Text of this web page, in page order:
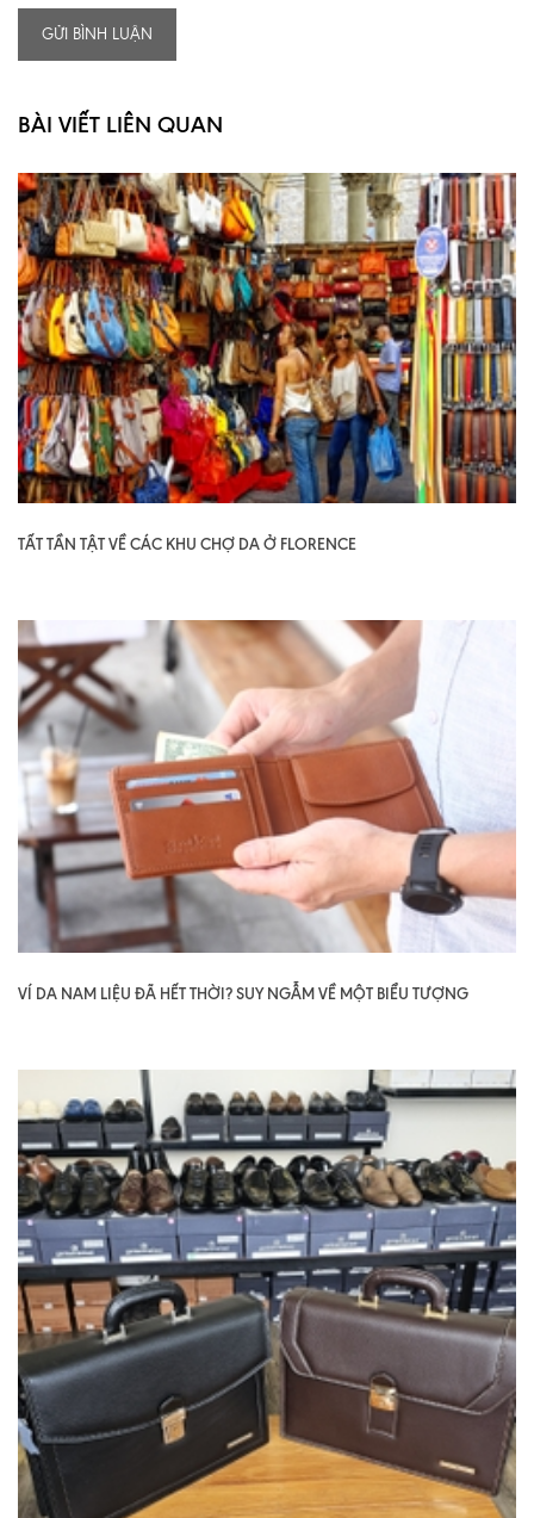
GỬI BÌNH LUẬN
BÀI VIẾT LIÊN QUAN
TẤT TẦN TẬT VỀ CÁC KHU CHỢ DA Ở FLORENCE
VÍ DA NAM LIỆU ĐÃ HẾT THỜI? SUY NGẪM VỀ MỘT BIỂU TƯỢNG